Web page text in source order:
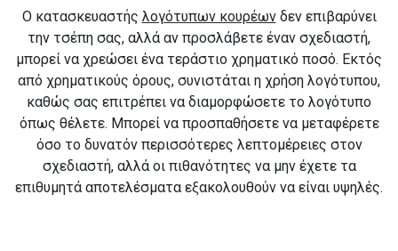
Ο κατασκευαστής λογότυπων κουρέωνδεν επιβαρύνει
την τσέπη σας, αλλά αν προσλάβετε έναν σχεδιαστή,
μπορεί να χρεώσει ένα τεράστιο χρηματικό ποσό. Εκτός
από χρηματικούς όρους, συνιστάται η χρήση λογότυπου,
καθώς σας επιτρέπει να διαμορφώσετε το λογότυπο
όπως θέλετε. Μπορεί να προσπαθήσετε να μεταφέρετε
όσο το δυνατόν περισσότερες λεπτομέρειες στον
σχεδιαστή, αλλά οι πιθανότητες να μην έχετε τα
επιθυμητά αποτελέσματα εξακολουθούν να είναι υψηλές.